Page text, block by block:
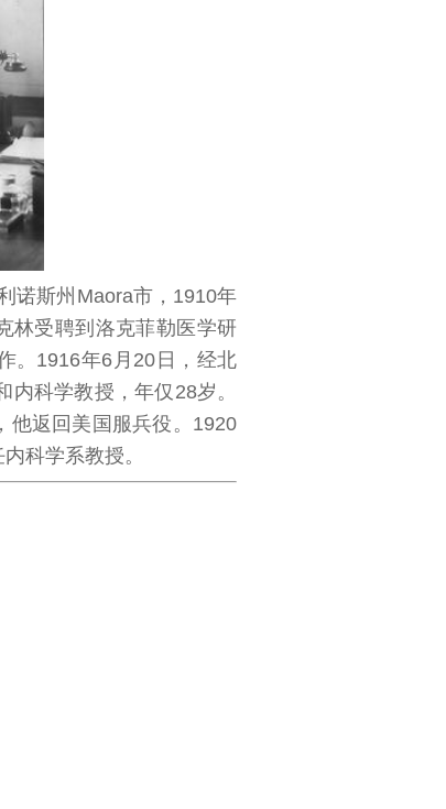
诺斯州Maora市，1910年
林受聘到洛克菲勒医学研
。1916年6月20日，经北
科学教授，年仅28岁。
他返回美国服兵役。1920
科学系教授。